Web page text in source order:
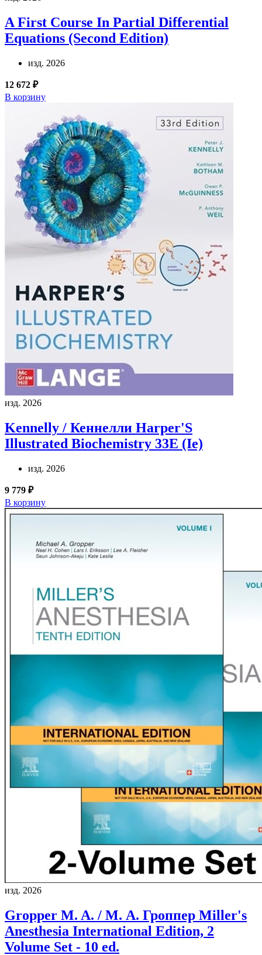
A First Course In Partial Differential
Equations (Second Edition)
изд. 2026
12 672 ₽
В корзину
изд. 2026
Kennelly / Кеннелли Harper'S
Illustrated Biochemistry 33E (Ie)
изд. 2026
9 779 ₽
В корзину
изд. 2026
Gropper M. A. / М. А. Гроппер Miller's
Anesthesia International Edition, 2
Volume Set - 10 ed.